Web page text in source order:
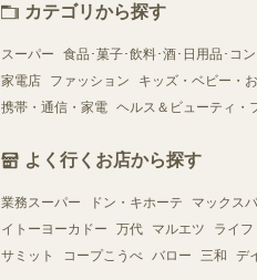
カテゴリから探す
スーパー 食品･菓子･飲料･酒･日用品･コ
家電店
ファッション キッズ・ベビー・
携帯・通信・家電 ヘルス＆ビューティ・
よく行くお店から探す
業務スーパー ドン・キホーテ マックス
イトーヨーカドー
万代 マルエツ ライフ
サミット
コープこうべ バロー 三和 デ